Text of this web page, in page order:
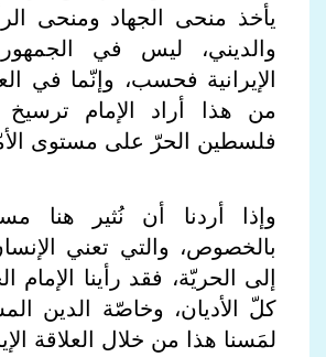
يأخذ منحى الجهاد ومنحى
والديني، ليس في
الإيرانية فحسب، وإنّما في
من هذا أراد الإمام ترسيخ
فلسطين الحرّ على مستوى
وإذا أردنا أن نُثير هنا
بالخصوص، والتي تعني
إلى الحريّة، فقد رأينا الإمام
كلّ الأديان، وخاصّة الدين
لمَسنا هذا من خلال العلاقة